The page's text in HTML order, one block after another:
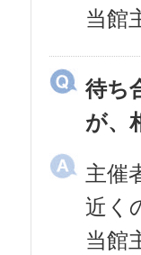
当館
待ち
が、
主催
近く
当館